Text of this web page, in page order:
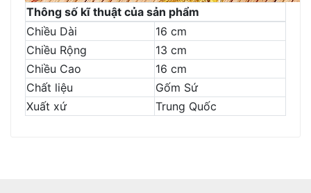
Thông số kĩ thuật của sản phẩm
Chiều Dài
16 cm
Chiều Rộng
13 cm
Chiều Cao
16 cm
Chất liệu
Gốm Sứ
Xuất xứ
Trung Quốc